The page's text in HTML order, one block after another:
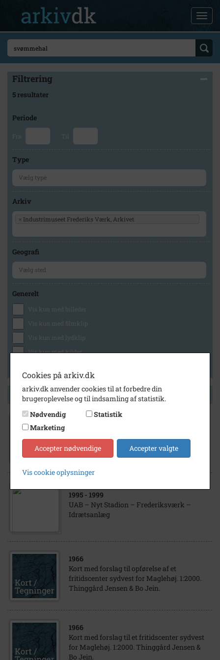
Filtrering
5 resultater
Periode
Fra Til
Type
Arkiv
× Industrimuseet Frederiks Værk, Arkivet
Geografi
Generelt
Vis kun med billeder
Vis kun med filmklip
Vis kun med lydklip
Vis kun med kilder
Side 1 af 1
UAB – Svømmehal – Frederiksværk
1995 - 1999
UAB – Nyt Stadion – Frederiksværk –
Idrætsanlæg
1966
Kort med forslag til opførelse af et
fritidscenter sydvest for Maglehøj. 1:2000.
Thinggård Jensen & Bo Jein.
1966
Kort med forslag til et fritidscenter sydvest
for Maglehøj. 1:2000. Thinggård Jensen &
Bo Jein.
Cookies på arkiv.dk
arkiv.dk anvender cookies til at forbedre din
brugeroplevelse og til indsamling af statistik.
Nødvendig
Statistik
Marketing
Accepter nødvendige Accepter valgte
Vis cookie oplysninger